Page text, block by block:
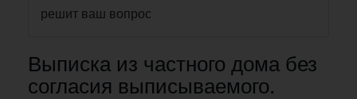
решит ваш вопрос
Выписка из частного дома без
согласия выписываемого.